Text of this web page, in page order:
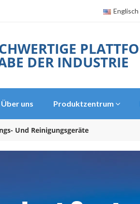
Englisch
DER INDUSTRIE
Über uns Produktzentrum
Und Reinigungsgeräte